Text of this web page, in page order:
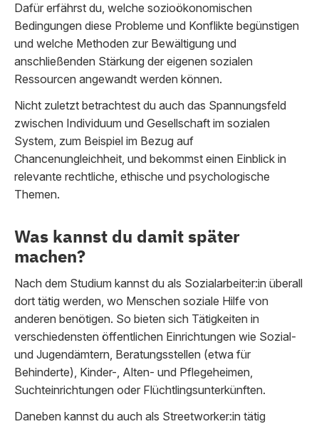
Dafür erfährst du, welche sozioökonomischen
Bedingungen diese Probleme und Konflikte begünstigen
und welche Methoden zur Bewältigung und
anschließenden Stärkung der eigenen sozialen
Ressourcen angewandt werden können.
Nicht zuletzt betrachtest du auch das Spannungsfeld
zwischen Individuum und Gesellschaft im sozialen
System, zum Beispiel im Bezug auf
Chancenungleichheit, und bekommst einen Einblick in
relevante rechtliche, ethische und psychologische
Themen.
Was kannst du damit später
machen?
Nach dem Studium kannst du als Sozialarbeiter:in überall
dort tätig werden, wo Menschen soziale Hilfe von
anderen benötigen. So bieten sich Tätigkeiten in
verschiedensten öffentlichen Einrichtungen wie Sozial-
und Jugendämtern, Beratungsstellen (etwa für
Behinderte), Kinder-, Alten- und Pflegeheimen,
Suchteinrichtungen oder Flüchtlingsunterkünften.
Daneben kannst du auch als Streetworker:in tätig